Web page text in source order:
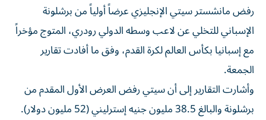
رفض مانشستر سيتي الإنجليزي عرضاً أولياً من برشلونة
الإسباني للتخلي عن لاعب وسطه الدولي رودري، المتوج مؤخراً
مع إسبانيا بكأس العالم لكرة القدم، وفق ما أفادت تقارير
الجمعة.
وأشارت التقارير إلى أن سيتي رفض العرض الأول المقدم من
برشلونة والبالغ 38.5 مليون جنيه إسترليني (52 مليون دولار).